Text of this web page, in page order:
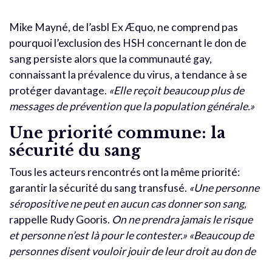
Mike Mayné, de l’asbl Ex Æquo, ne comprend pas
pourquoi l’exclusion des HSH concernant le don de
sang persiste alors que la communauté gay,
connaissant la prévalence du virus, a tendance à se
protéger davantage. «Elle reçoit beaucoup plus de
messages de prévention que la population générale.»
Une priorité commune: la
sécurité du sang
Tous les acteurs rencontrés ont la même priorité:
garantir la sécurité du sang transfusé. «Une personne
séropositive ne peut en aucun cas donner son sang,
rappelle Rudy Gooris. On ne prendra jamais le risque
et personne n’est là pour le contester.» «Beaucoup de
personnes disent vouloir jouir de leur droit au don de